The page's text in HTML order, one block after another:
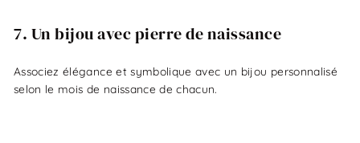
7. Un bijou avec pierre de naissance
Associez élégance et symbolique avec un bijou personnalisé
selon le mois de naissance de chacun.